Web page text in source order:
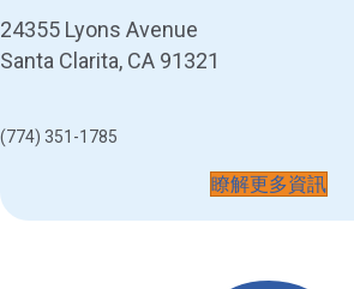
24355 Lyons Avenue
Santa Clarita, CA 91321
(774) 351-1785
瞭解更多資訊